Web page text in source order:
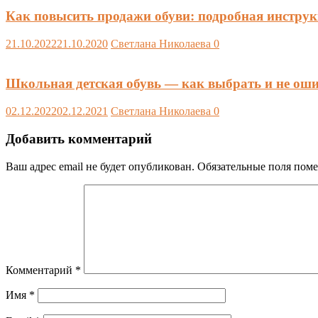
Как повысить продажи обуви: подробная
21.10.202221.10.2020 Светлана Николаева 0
Школьная детская обувь — как выбрать и не
02.12.202202.12.2021 Светлана Николаева 0
Добавить комментарий
Ваш адрес email не будет опубликован. Обязательные поля
Комментарий *
Имя *